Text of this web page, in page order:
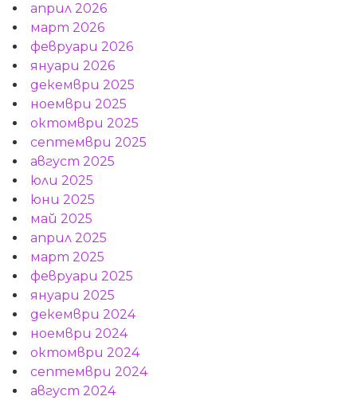
април 2026
март 2026
февруари 2026
януари 2026
декември 2025
ноември 2025
октомври 2025
септември 2025
август 2025
юли 2025
юни 2025
май 2025
април 2025
март 2025
февруари 2025
януари 2025
декември 2024
ноември 2024
октомври 2024
септември 2024
август 2024